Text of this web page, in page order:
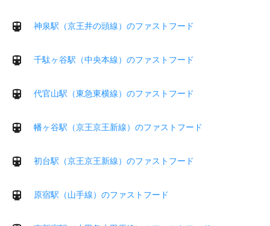
神泉駅（京王井の頭線）のファストフード
千駄ヶ谷駅（中央本線）のファストフード
代官山駅（東急東横線）のファストフード
幡ヶ谷駅（京王京王新線）のファストフード
初台駅（京王京王新線）のファストフード
原宿駅（山手線）のファストフード